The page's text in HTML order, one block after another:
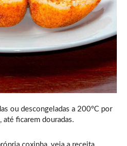
ou descongeladas a 200°C por
ficarem douradas.